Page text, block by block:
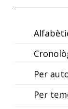
Per
Per